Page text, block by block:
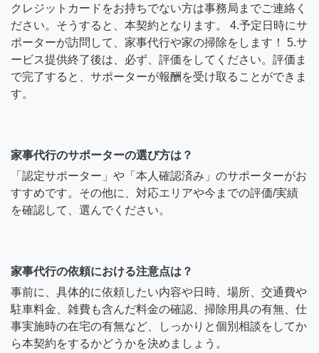
クレジットカードをお持ちでない方は事務局までご連絡く
ださい。そうすると、本契約となります。 4.予定日時にサ
ポーターが訪問して、家事代行や家の掃除をします！ 5.サ
ービス提供終了後は、必ず、評価をしてください。評価ま
で完了すると、サポーターが報酬を受け取ることができま
す。
家事代行のサポーターの選び方は？
「認定サポーター」や「本人確認済み」のサポーターがお
すすめです。その他に、対応エリアや今までの評価/実績
を確認して、選んでください。
家事代行の依頼における注意点は？
事前に、具体的に依頼したい内容や日時、場所、交通費や
駐車料金、雑費も含んだ料金の確認、掃除用具の有無、仕
事実施時の在宅の有無など、しっかりと個別相談をしてか
ら本契約をするかどうかを決めましょう。